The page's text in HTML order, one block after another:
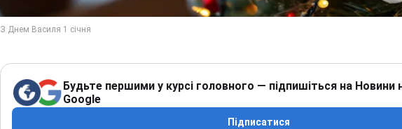
Будьте першими у курсі головного — підпишіться на Новини
Google
Підписатися